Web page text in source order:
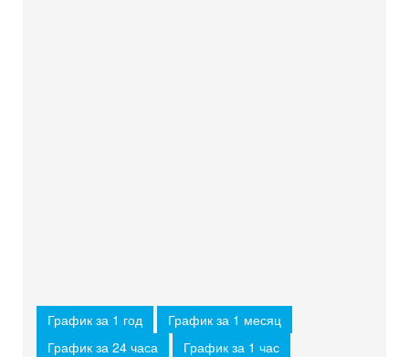
График за 1 год
График за 1 месяц
График за 24 часа
График за 1 час